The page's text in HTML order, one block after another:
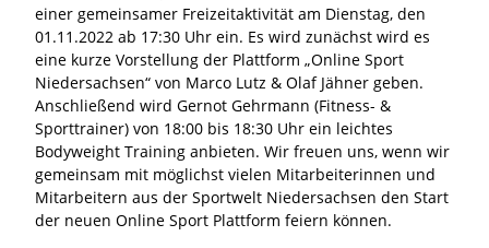
einer gemeinsamer Freizeitaktivität am Dienstag, den
01.11.2022 ab 17:30 Uhr ein. Es wird zunächst wird es
eine kurze Vorstellung der Plattform „Online Sport
Niedersachsen“ von Marco Lutz & Olaf Jähner geben.
Anschließend wird Gernot Gehrmann (Fitness- &
Sporttrainer) von 18:00 bis 18:30 Uhr ein leichtes
Bodyweight Training anbieten. Wir freuen uns, wenn wir
gemeinsam mit möglichst vielen Mitarbeiterinnen und
Mitarbeitern aus der Sportwelt Niedersachsen den Start
der neuen Online Sport Plattform feiern können.